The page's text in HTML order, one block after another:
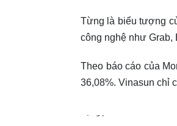
Từng là biểu tượng
công nghệ như Grab,
Theo báo cáo của
36,08%. Vinasun chỉ